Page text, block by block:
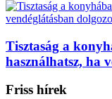
Tisztaság a
használhatsz, ha
Friss hírek